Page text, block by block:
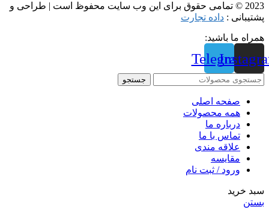
2023 © تمامی حقوق برای این وب سایت محفوظ است | طراحی و
پشتیبانی : داده تجارت
همراه ما باشید:
Telegram
جستجو
صفحه اصلی
همه محصولات
درباره ما
تماس با ما
علاقه مندی
مقايسه
ورود / ثبت نام
سبد خرید
بستن